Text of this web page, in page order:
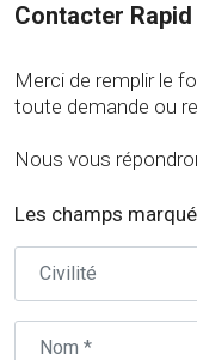
Contacter
Merci de remplir le
toute demande ou
Nous vous
Les champs
Civilité
Nom